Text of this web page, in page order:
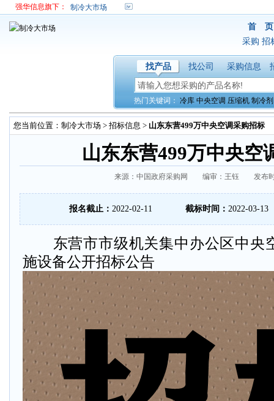
强华信息旗下： 制冷大市场
首 页
采购 招
找产品 找公司 采购信息
热门关键词： 冷库 中央空调 压缩机 制冷剂
您当前位置： 制冷大市场 > 招标信息 > 山东东营499万中央空调采购招标
山东东营499万中央空
来源：中国政府采购网 编审：王钰 发布时
报名截止： 2022-02-11 截标时间： 2022-03-13
东营市市级机关集中办公区中央
施设备公开招标公告